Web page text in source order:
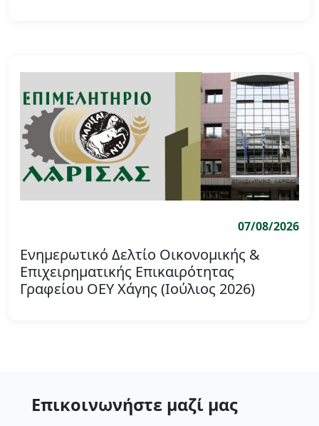
07/08/2026
Ενημερωτικό Δελτίο Οικονομικής &
Επιχειρηματικής Επικαιρότητας
Γραφείου ΟΕΥ Χάγης (Ιούλιος 2026)
Επικοινωνήστε μαζί μας